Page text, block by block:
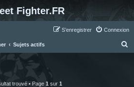
Fighter.FR
Connexion
S’enregistrer
Sujets actifs
trouvé • Page 1 sur 1